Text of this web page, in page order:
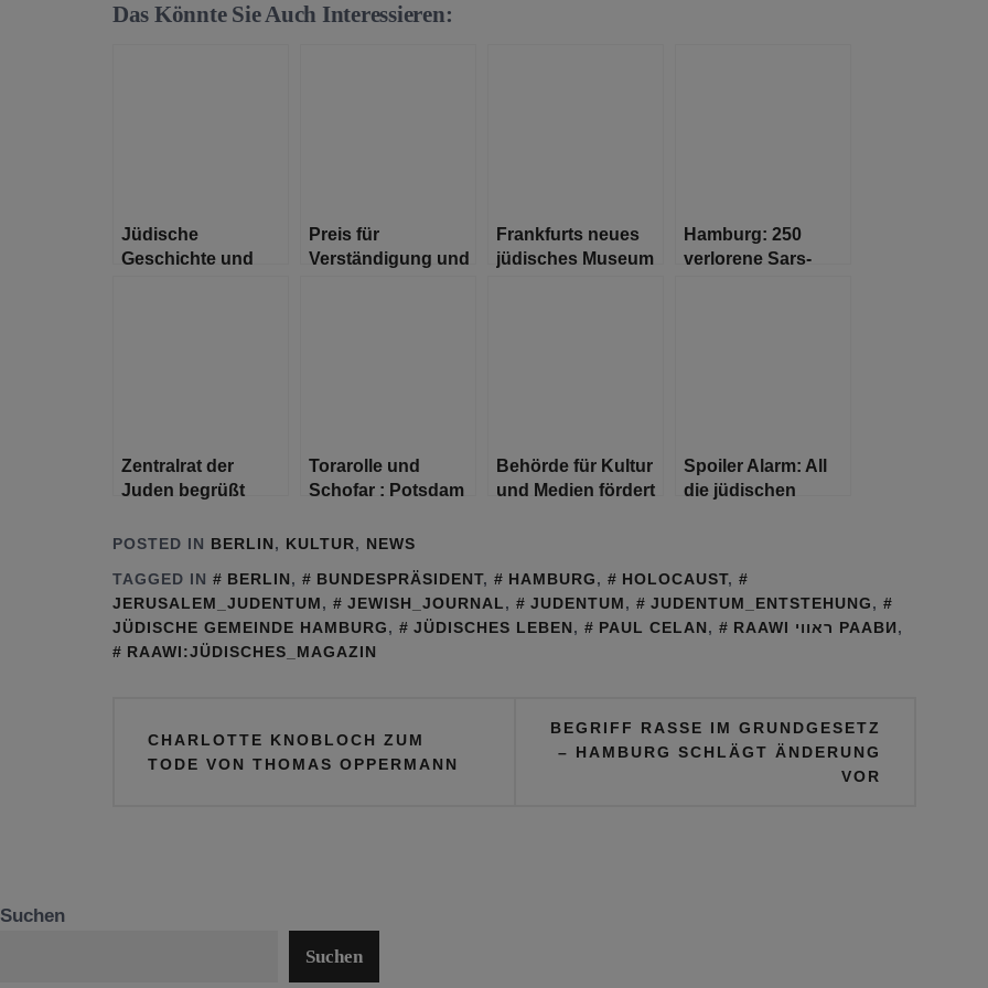
Das Könnte Sie Auch Interessieren:
Jüdische
Geschichte und
Preis für
Verständigung und
Frankfurts neues
jüdisches Museum
Hamburg: 250
verlorene Sars-
Zentralrat der
Juden begrüßt
der Visa-Erteilung
Zuwanderer
Torarolle und
Schofar : Potsdam
Torarolle
Behörde für Kultur
und Medien fördert
Spoiler Alarm: All
die jüdischen
POSTED IN BERLIN, KULTUR, NEWS
TAGGED IN
BERLIN, BUNDESPRÄSIDENT, HAMBURG, HOLOCAUST,
JERUSALEM_JUDENTUM, JEWISH_JOURNAL, JUDENTUM, JUDENTUM_ENTSTEHUNG,
JÜDISCHE GEMEINDE HAMBURG, JÜDISCHES LEBEN, PAUL CELAN, RAAWI ראווי РААВИ,
RAAWI:JÜDISCHES_MAGAZIN
CHARLOTTE KNOBLOCH ZUM
TODE VON THOMAS OPPERMANN
BEGRIFF RASSE IM GRUNDGESETZ
– HAMBURG SCHLÄGT ÄNDERUNG
VOR
Suchen
Suchen